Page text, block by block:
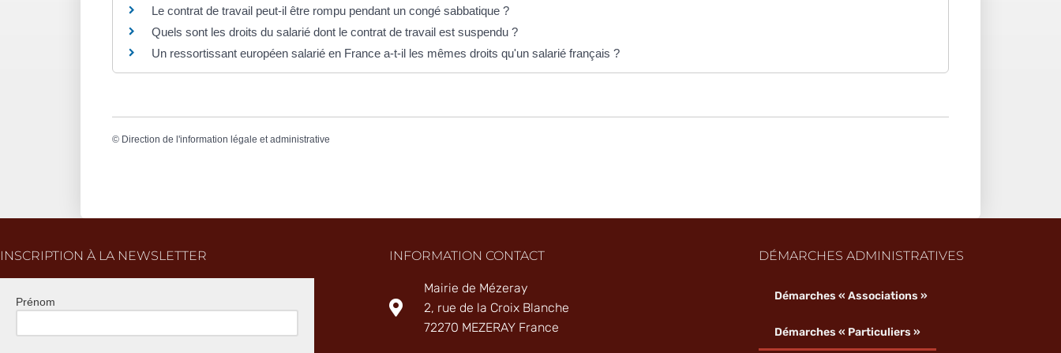
Le contrat de travail peut-il être rompu pendant un congé sabbatique ?
Quels sont les droits du salarié dont le contrat de travail est suspendu ?
Un ressortissant européen salarié en France a-t-il les mêmes droits qu'un salarié français ?
© Direction de l'information légale et administrative
INSCRIPTION À LA NEWSLETTER
Prénom
INFORMATION CONTACT
Mairie de Mézeray
2, rue de la Croix Blanche
72270 MEZERAY France
DÉMARCHES ADMINISTRATIVES
Démarches « Associations »
Démarches « Particuliers »